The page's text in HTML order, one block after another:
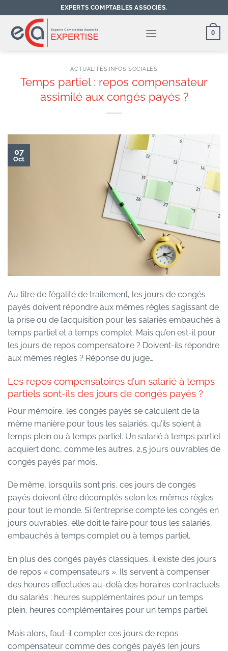
au
contenu
EXPERTS COMPTABLES ASSOCIÉS.
0
ACTUALITÉS,INFOS SOCIALES
Temps partiel : repos compensateur
assimilé aux congés payés ?
07
Oct
Au titre de l’égalité de traitement, les jours de congés
payés doivent répondre aux mêmes règles s’agissant de
la prise ou de l’acquisition pour les salariés embauchés à
temps partiel et à temps complet. Mais qu’en est-il pour
les jours de repos compensatoire ? Doivent-ils répondre
aux mêmes règles ? Réponse du juge…
Les repos compensatoires d’un salarié à temps
partiels sont-ils des jours de congés payés ?
Pour mémoire, les congés payés se calculent de la
même manière pour tous les salariés, qu’ils soient à
temps plein ou à temps partiel. Un salarié à temps partiel
acquiert donc, comme les autres, 2,5 jours ouvrables de
congés payés par mois.
De même, lorsqu’ils sont pris, ces jours de congés
payés doivent être décomptés selon les mêmes règles
pour tout le monde. Si l’entreprise compte les congés en
jours ouvrables, elle doit le faire pour tous les salariés,
embauchés à temps complet ou à temps partiel.
En plus des congés payés classiques, il existe des jours
de repos « compensateurs ». Ils servent à compenser
des heures effectuées au-delà des horaires contractuels
du salariés : heures supplémentaires pour un temps
plein, heures complémentaires pour un temps partiel.
Mais alors, faut-il compter ces jours de repos
compensateur comme des congés payés (en jours